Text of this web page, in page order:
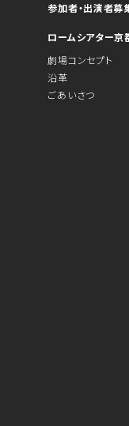
参加者・出演者募
ロームシアター京
劇場コンセプト
沿革
ごあいさつ